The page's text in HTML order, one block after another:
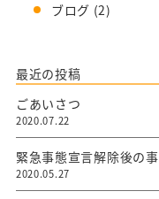
ブログ (2)
最近の投稿
ごあいさつ
2020.07.22
緊急事態宣言解除後の
2020.05.27